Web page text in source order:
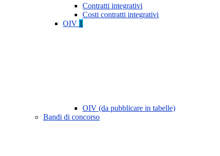
Contratti integrativi
Costi contratti integrativi
OIV 1
OIV (da pubblicare in tabelle)
Bandi di concorso